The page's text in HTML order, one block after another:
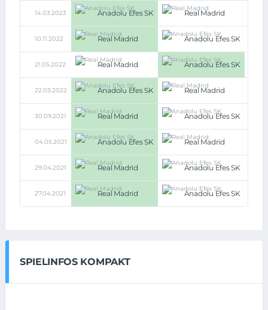
14.03.2023 Anadolu Efes SK Real Madrid
10.11.2022 Real Madrid Anadolu Efes SK
21.05.2022 Real Madrid Anadolu Efes SK
22.03.2022 Anadolu Efes SK Real Madrid
30.09.2021 Real Madrid Anadolu Efes SK
04.05.2021 Anadolu Efes SK Real Madrid
29.04.2021 Real Madrid Anadolu Efes SK
27.04.2021 Real Madrid Anadolu Efes SK
SPIELINFOS KOMPAKT